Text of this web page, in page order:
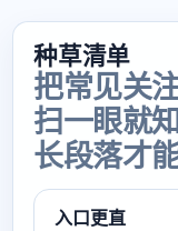
种草清单
把常见关
扫一眼就
长段落才
入口更直